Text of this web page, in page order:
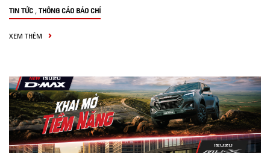
TIN TỨC , THÔNG CÁO BÁO CHÍ
XEM THÊM